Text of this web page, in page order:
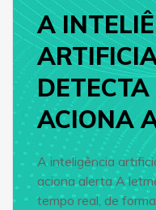
A
ACIONA
A inteligência
aciona alerta A
tempo real, de